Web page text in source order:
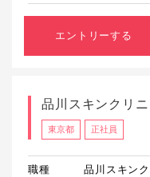
エントリーする
品川スキンクリ
東京都 正社員
職種
品川スキン